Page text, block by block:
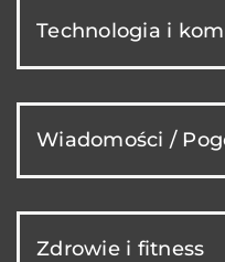
Technologia i
Wiadomości /
Zdrowie i fitness